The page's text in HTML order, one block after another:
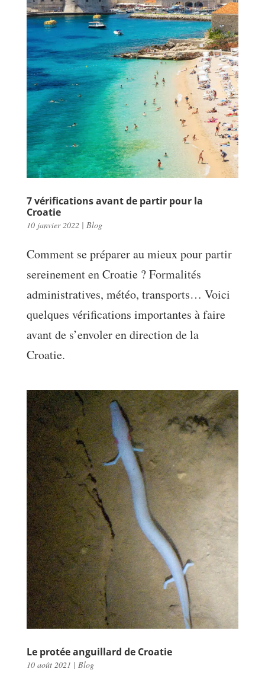
7 vérifications avant de partir pour la
Croatie
10 janvier 2022| Blog
Comment se préparer au mieux pour partir
sereinement en Croatie ? Formalités
administratives, météo, transports… Voici
quelques vérifications importantes à faire
avant de s’envoler en direction de la
Croatie.
Le protée anguillard de Croatie
10 août 2021 | Blog